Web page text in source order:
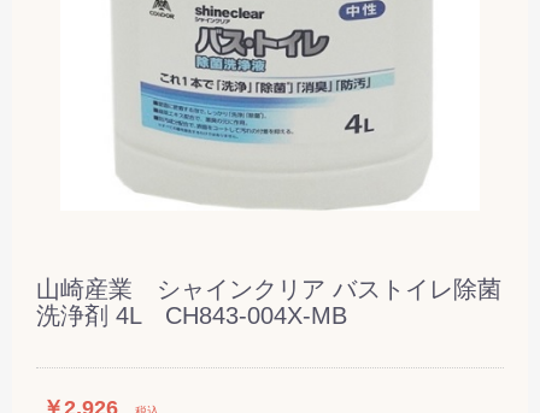
山崎産業 シャインクリア バストイレ除菌
洗浄剤 4L CH843-004X-MB
￥2,926